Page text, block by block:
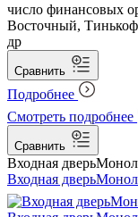
число финансовых
Восточный,
др
Сравнить
Подробнее
Смотреть подробнее
Сравнить
Входная дверь
Входная дверь